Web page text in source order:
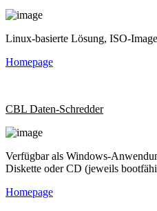
Linux-basierte Lösung, ISO-Image
Homepage
CBL Daten-Schredder
Verfügbar als Windows-
Diskette oder CD (jeweils
Homepage